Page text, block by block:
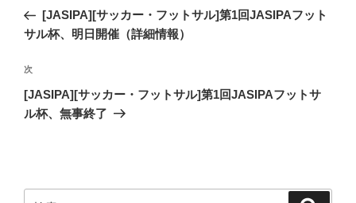
ナ
ゲ
ー
シ
去
の
稿
[JASIPA][サッカー・フットサル]第1回JASIPAフット
サル杯、明日開催（詳細情報）
次
の
投
次
[JASIPA][サッカー・フットサル]第1回JASIPAフットサ
ル杯、無事終了